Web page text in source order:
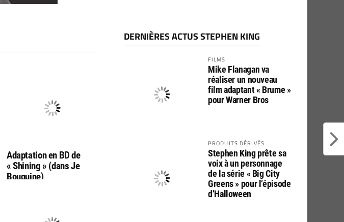
Adaptation en BD de
« Shining » (dans Je
Bouquine)
DERNIÈRES ACTUS STEPHEN KING
FILMS
Mike Flanagan va
réaliser un nouveau
film adaptant « Brume »
pour Warner Bros
PRODUITS DÉRIVÉS
Stephen King prête sa
voix à un personnage
de la série « Big City
Greens » pour l’épisode
d’Halloween